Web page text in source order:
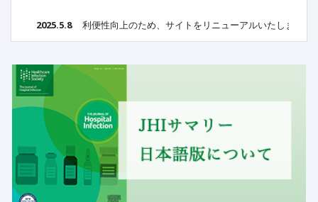
2025.5.8
     利便性向上のため、サイトをリニューアルいたしました